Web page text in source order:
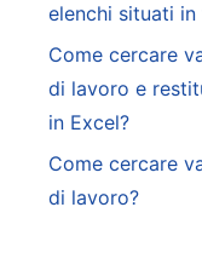
elenchi situati
Come cercare
di lavoro e
in Excel?
Come cercare
di lavoro?